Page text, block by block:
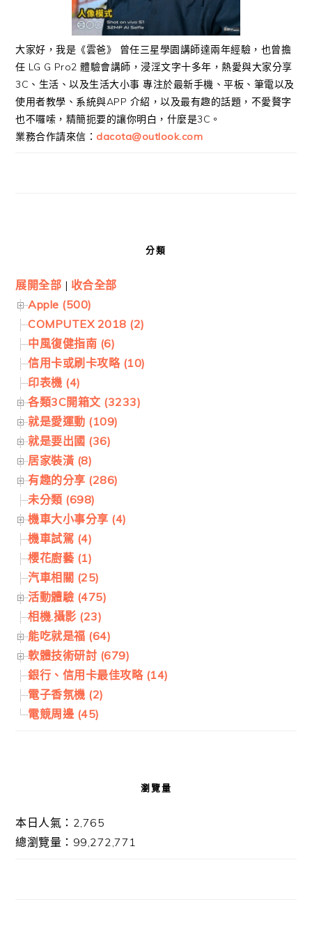
大家好，我是《雲爸》 曾任三星學園講師達兩年經驗，也曾擔
任 LG G Pro2 體驗會講師，浸淫文字十多年，熱愛與大家分享
3C、生活、以及生活大小事 專注於最新手機、平板、筆電以及
使用者教學、系統與APP 介紹，以及最有趣的話題，不愛贅字
也不囉嗦，精簡扼要的讓你明白，什麼是3C。
業務合作請來信： dacota@outlook.com
分類
展開全部 | 收合全部
Apple (500)
COMPUTEX 2018 (2)
中風復健指南 (6)
信用卡或刷卡攻略 (10)
印表機 (4)
各類3C開箱文 (3233)
就是愛運動 (109)
就是要出國 (36)
居家裝潢 (8)
有趣的分享 (286)
未分類 (698)
機車大小事分享 (4)
機車試駕 (4)
櫻花廚藝 (1)
汽車相關 (25)
活動體驗 (475)
相機.攝影 (23)
能吃就是福 (64)
軟體技術研討 (679)
銀行、信用卡最佳攻略 (14)
電子香氛機 (2)
電競周邊 (45)
瀏覽量
本日人氣：2,765
總瀏覽量：99,272,771